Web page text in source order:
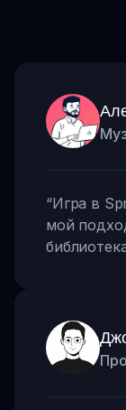
“Игра в
мой